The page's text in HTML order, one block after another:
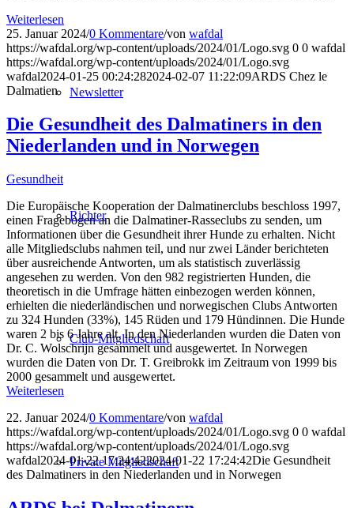
Newsletter
Richter
Club-Mitgliedschaft
Private Mitgliedschaft
Weiterlesen
25. Januar 2024/0 Kommentare/von wafdal
https://wafdal.org/wp-content/uploads/2024/01/Logo.svg 0 0 wafdal
https://wafdal.org/wp-content/uploads/2024/01/Logo.svg
wafdal2024-01-25 00:24:282024-02-07 11:22:09ARDS Chez le
Dalmatien
Die Gesundheit des Dalmatiners in den
Niederlanden und in Norwegen
Gesundheit
Die Europäische Kooperation der Dalmatinerclubs beschloss 1997,
einen Fragebogen an die Dalmatiner-Rasseclubs zu senden, um
Informationen über die Gesundheit ihrer Hunde zu erhalten. Nicht
alle Mitgliedsclubs nahmen teil, und nur zwei Länder berichteten
über ausreichende Antworten, um als statistisch zuverlässig
angesehen zu werden. Von den 982 registrierten Hunden, die
theoretisch in die Umfrage hätten einbezogen werden können,
erhielten die niederländischen und norwegischen Clubs Antworten
zu 324 Hunden (33%), 145 Rüden und 179 Hündinnen. Die Hunde
waren 2 bis 6 Jahre alt. In den Niederlanden wurden die Daten von
Dr. C. Wolschrijn gesammelt und ausgewertet. In Norwegen
wurden die Daten von Dr. T. Greibrokk im Zeitraum von 1999 bis
2000 gesammelt und ausgewertet.
Weiterlesen
22. Januar 2024/0 Kommentare/von wafdal
https://wafdal.org/wp-content/uploads/2024/01/Logo.svg 0 0 wafdal
https://wafdal.org/wp-content/uploads/2024/01/Logo.svg
wafdal2024-01-22 17:24:422024-01-22 17:24:42Die Gesundheit
des Dalmatiners in den Niederlanden und in Norwegen